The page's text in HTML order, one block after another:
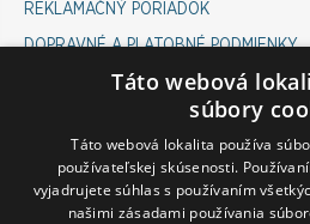
REKLAMAČNÝ PORIADOK
DOPRAVNÉ A PLATOBNÉ PODMIENKY
COOKIES POLICY
ODSTÚPENIE OD ZMLUVY
INFOLINKA ESHOP
Táto webová
súbory
Táto webová lokalita používa
používateľskej skúsenosti.
vyjadrujete súhlas s používaním
našimi zásadami používania